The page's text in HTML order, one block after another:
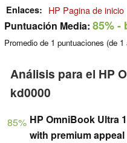
Enlaces HP Pagina de inicio
Puntuación Media: 85%-
Promedio de 1 puntuaciones (de 1
Análisis para el HP
kd0000
85% HP OmniBook Ultra
with premium appeal